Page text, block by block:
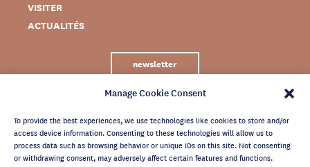
Manage Cookie Consent
To provide the best experiences, we use technologies like cookies to store and/or
access device information. Consenting to these technologies will allow us to
process data such as browsing behavior or unique IDs on this site. Not consenting
or withdrawing consent, may adversely affect certain features and functions.
VISITER
ACTUALITÉS
newsletter